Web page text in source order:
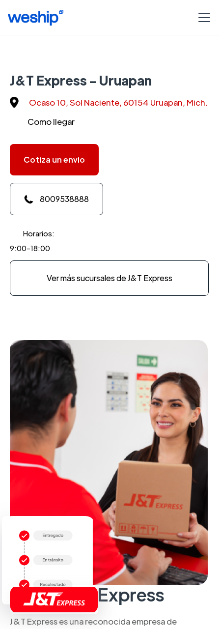
J&T Express - Uruapan
Ocaso 10, Sol Naciente, 60154 Uruapan, Mich.
Como llegar
Cotiza un envio
8009538888
Horarios:
9:00-18:00
Ver más sucursales de J&T Express
Sobre J&T Express
J&T Express es una reconocida empresa de